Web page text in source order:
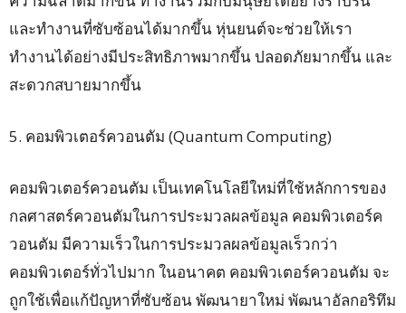
และทำงานที่ซับซ้อนได้มากขึ้น หุ่นยนต์จะช่วยให้เรา
ทำงานได้อย่างมีประสิทธิภาพมากขึ้น ปลอดภัยมากขึ้น และ
สะดวกสบายมากขึ้น
5. คอมพิวเตอร์ควอนตัม (Quantum Computing)
คอมพิวเตอร์ควอนตัม เป็นเทคโนโลยีใหม่ที่ใช้หลักการของ
กลศาสตร์ควอนตัมในการประมวลผลข้อมูล คอมพิวเตอร์ค
วอนตัม มีความเร็วในการประมวลผลข้อมูลเร็วกว่า
คอมพิวเตอร์ทั่วไปมาก ในอนาคต คอมพิวเตอร์ควอนตัม จะ
ถูกใช้เพื่อแก้ปัญหาที่ซับซ้อน พัฒนายาใหม่ พัฒนาอัลกอริทึม